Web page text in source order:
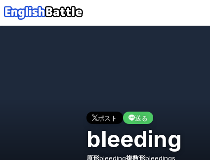
ポスト 送る
bleeding
原形bleeding複数形bleedings